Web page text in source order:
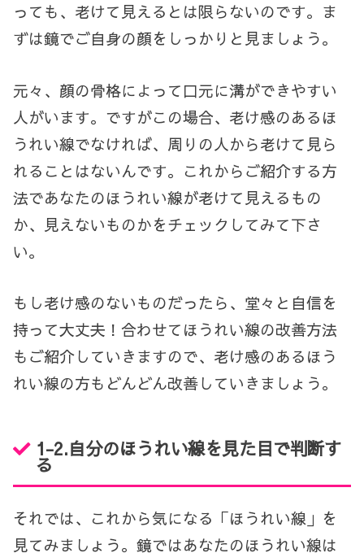
っても、老けて見えるとは限らないのです。ま
ずは鏡でご自身の顔をしっかりと見ましょう。
元々、顔の骨格によって口元に溝ができやすい
人がいます。ですがこの場合、老け感のあるほ
うれい線でなければ、周りの人から老けて見ら
れることはないんです。これからご紹介する方
法であなたのほうれい線が老けて見えるもの
か、見えないものかをチェックしてみて下さ
い。
もし老け感のないものだったら、堂々と自信を
持って大丈夫！合わせてほうれい線の改善方法
もご紹介していきますので、老け感のあるほう
れい線の方もどんどん改善していきましょう。
1-2.自分のほうれい線を見た目で判断す
る
それでは、これから気になる「ほうれい線」を
見てみましょう。鏡ではあなたのほうれい線は